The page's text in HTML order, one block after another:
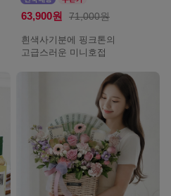
63,900원 71,000원
흰색사기분에 핑크톤의
고급스러운 미니호접